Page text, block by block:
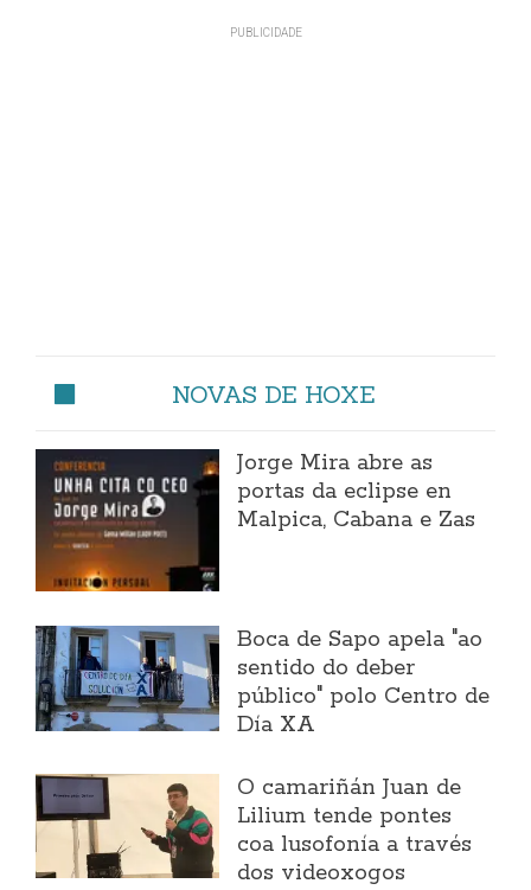
NOVAS DE HOXE
Jorge Mira abre as
portas da eclipse en
Malpica, Cabana e Zas
Boca de Sapo apela "ao
sentido do deber
público" polo Centro de
Día XA
O camariñán Juan de
Lilium tende pontes
coa lusofonía a través
dos videoxogos